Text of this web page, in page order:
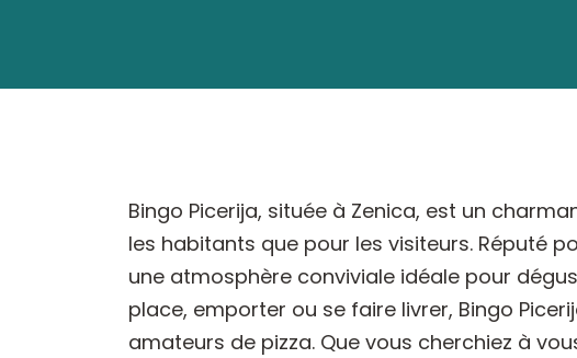
Bingo Picerija, située à Zenica, est un
les habitants que pour les visiteurs. Réputé
une atmosphère conviviale idéale pour
place, emporter ou se faire livrer, Bingo
amateurs de pizza. Que vous cherchiez à